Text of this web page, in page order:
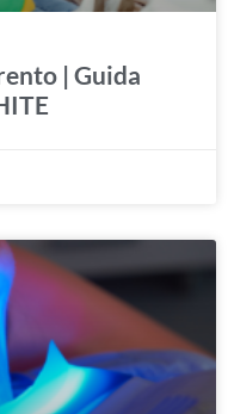
| Guida